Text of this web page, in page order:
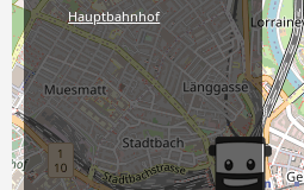
Hauptbahnhof